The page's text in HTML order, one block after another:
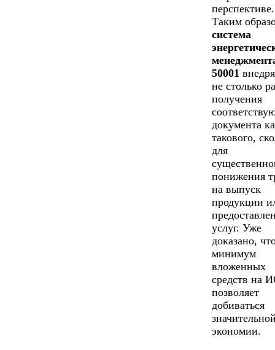
перспективе.
Таким
система
50001
не столько
получения
документа
такового,
для
понижения
на выпуск
продукции
услуг. Уже
доказано,
минимум
вложенных
средств на
позволяет
добиваться
экономии.